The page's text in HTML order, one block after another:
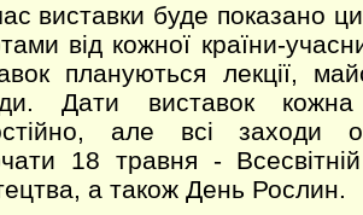
виставки буде показано
від кожної країни-
плануються лекції,
Дати виставок кожна
але всі заходи
18 травня -
а також День Рослин.